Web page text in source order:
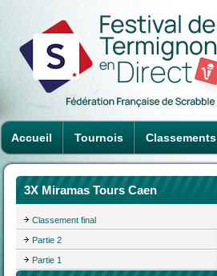
Accueil Tournois Classements
3X Miramas Tours Caen
Classement final
Partie 2
Partie 1